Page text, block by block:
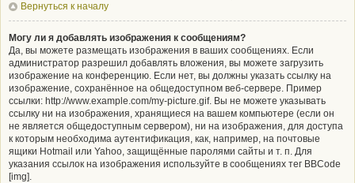
Вернуться к началу
Могу ли я добавлять изображения к сообщениям?
Да, вы можете размещать изображения в ваших сообщениях. Если
администратор разрешил добавлять вложения, вы можете загрузить
изображение на конференцию. Если нет, вы должны указать ссылку на
изображение, сохранённое на общедоступном веб-сервере. Пример
ссылки: http://www.example.com/my-picture.gif. Вы не можете указывать
ссылку ни на изображения, хранящиеся на вашем компьютере (если он
не является общедоступным сервером), ни на изображения, для доступа
к которым необходима аутентификация, как, например, на почтовые
ящики Hotmail или Yahoo, защищённые паролями сайты и т. п. Для
указания ссылок на изображения используйте в сообщениях тег BBCode
[img].